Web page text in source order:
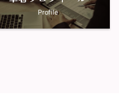
Profile